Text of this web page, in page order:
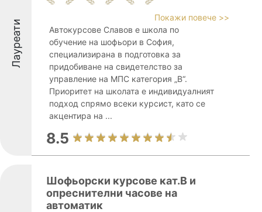
Лауреати
Покажи повече >>
Автокурсове Славов е школа по
обучение на шофьори в София,
специализирана в подготовка за
придобиване на свидетелство за
управление на МПС категория „В“.
Приоритет на школата е индивидуалният
подход спрямо всеки курсист, като се
акцентира на ...
8.5
Шофьорски курсове кат.В и
опреснителни часове на
автоматик